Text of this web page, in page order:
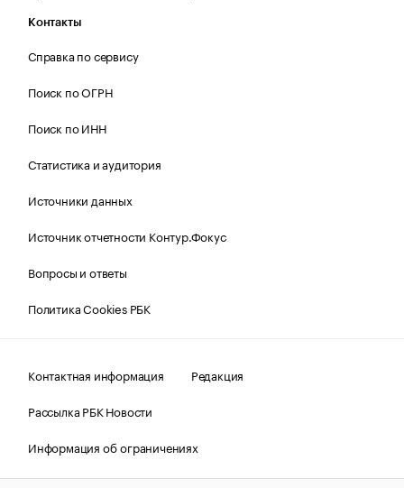
Контакты
Справка по сервису
Поиск по ОГРН
Поиск по ИНН
Статистика и аудитория
Источники данных
Источник отчетности Контур.Фокус
Вопросы и ответы
Политика Cookies РБК
Контактная информация
Редакция
Рассылка РБК Новости
Информация об ограничениях
Правовая информация
О соблюдении авторских прав